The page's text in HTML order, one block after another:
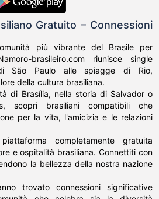
Gratuito – Connessioni
più vibrante del Brasile per
brasileiro.com riunisce single
São Paulo alle spiagge di Rio,
della cultura brasiliana.
di Brasília, nella storia di Salvador o
scopri brasiliani compatibili che
per la vita, l'amicizia e le relazioni
completamente gratuita
e ospitalità brasiliana. Connettiti con
la bellezza della nostra nazione
trovato connessioni significative